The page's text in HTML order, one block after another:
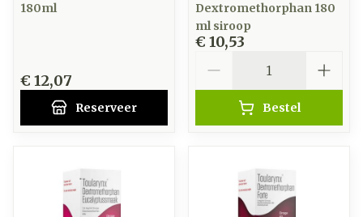
180ml
€ 12,07
Reserveer
Dextromethorphan 180
ml siroop
€ 10,53
Bestel